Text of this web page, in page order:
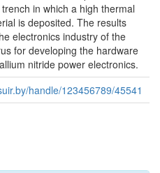
in which a high thermal
is deposited. The results
electronics industry of the
for developing the hardware
nitride power electronics.
handle/123456789/45541